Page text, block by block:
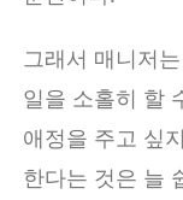
그래서 매니저
일을 소홀히 할
애정을 주고 싶
한다는 것은 늘